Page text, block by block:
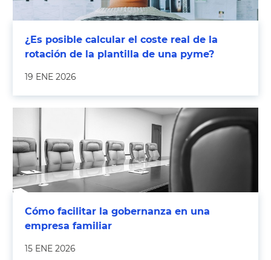
¿Es posible calcular el coste real de la
rotación de la plantilla de una pyme?
19 ENE 2026
Cómo facilitar la gobernanza en una
empresa familiar
15 ENE 2026